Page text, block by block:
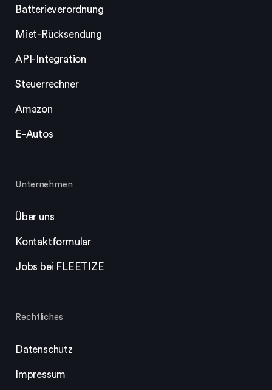
Batterieverordnung
Miet-Rücksendung
API-Integration
Steuerrechner
Amazon
E-Autos
Unternehmen
Über uns
Kontaktformular
Jobs bei FLEETIZE
Rechtliches
Datenschutz
Impressum